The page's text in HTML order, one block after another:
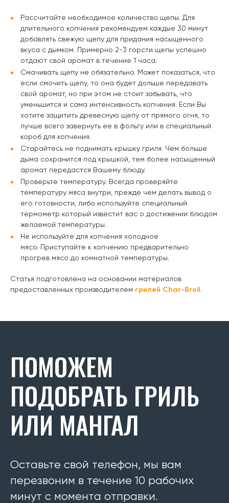
Рассчитайте необходимое количество щепы. Для
длительного копчения рекомендуем каждые 30 минут
добавлять свежую щепу для придания насыщенного
вкуса с дымком. Примерно 2-3 горсти щепы успешно
отдают свой аромат в течение 1 часа.
Смачивать щепу не обязательно. Может показаться, что
если смочить щепу, то она будет дольше передавать
свой аромат, но при этом не стоит забывать, что
уменьшится и сама интенсивность копчения. Если Вы
хотите защитить древесную щепу от прямого огня, то
лучше всего завернуть ее в фольгу или в специальный
короб для копчения.
Старайтесь не поднимать крышку гриля. Чем больше
дыма сохранится под крышкой, тем более насыщенный
аромат передастся Вашему блюду.
Проверьте температуру. Всегда проверяйте
температуру мяса внутри, прежде чем делать вывод о
его готовности, либо используйте специальный
термометр который известит вас о достижении блюдом
желаемой температуры.
Не используйте для копчения холодное
мясо. Приступайте к копчению предварительно
прогрев мясо до комнатной температуры.
Статья подготовлена на основании материалов
предоставленных производителем грилей Char-Broil .
ПОМОЖЕМ
ПОДОБРАТЬ ГРИЛЬ
ИЛИ МАНГАЛ
Оставьте свой телефон, мы вам
перезвоним в течение 10 рабочих
минут с момента отправки.